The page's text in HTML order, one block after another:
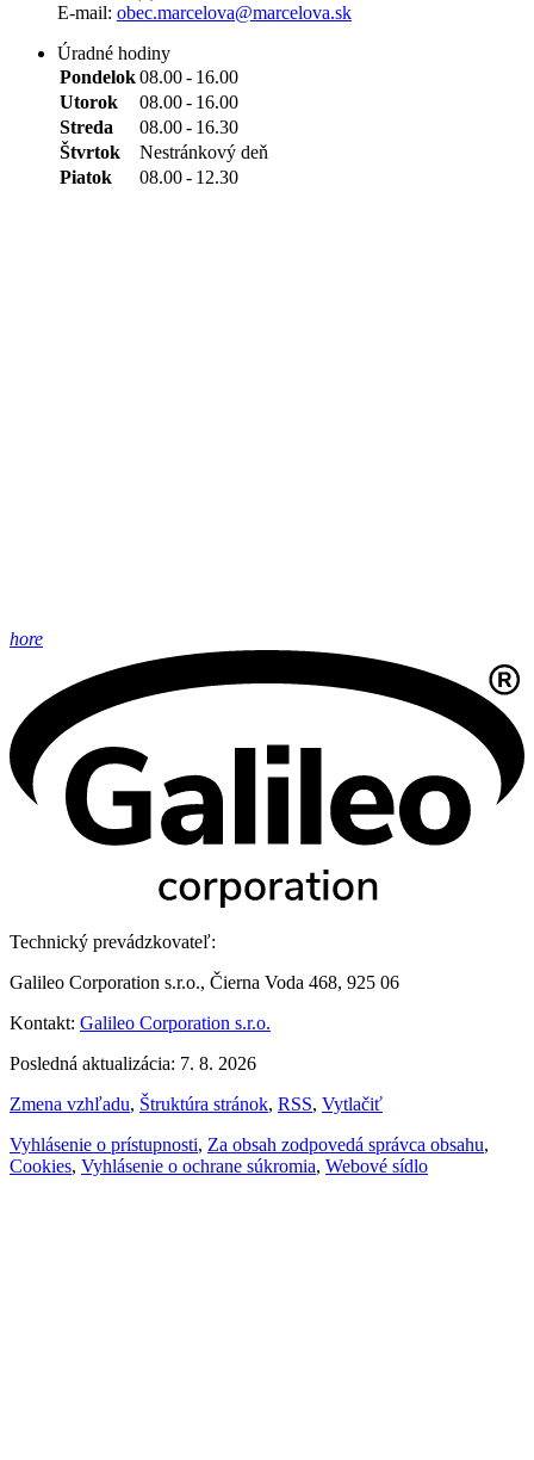
E-mail: obec.marcelova@marcelova.sk
Úradné hodiny
Pondelok08.00- 16.00
Utorok
08.00- 16.00
Streda
08.00- 16.30
Štvrtok
Nestránkový deň
Piatok
08.00- 12.30
hore
Technický prevádzkovateľ:
Galileo Corporation s.r.o., Čierna Voda 468, 925 06
Kontakt: Galileo Corporation s.r.o.
Posledná aktualizácia: 7. 8. 2026
Zmena vzhľadu, Štruktúra stránok, RSS, Vytlačiť
Vyhlásenie o prístupnosti, Za obsah zodpovedá správca obsahu,
Cookies, Vyhlásenie o ochrane súkromia, Webové sídlo